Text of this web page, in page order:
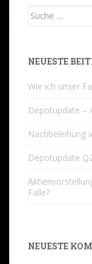
Suche
NEUESTE
Wie ich unser
Depotupdate –
Nachbeleihung
Depotupdate
Falle?
NEUESTE